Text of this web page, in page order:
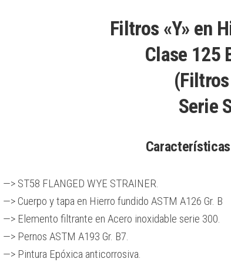
Filtros «Y» en
Clase 125
Serie
—> ST58 FLANGED WYE STRAINER.
—> Cuerpo y tapa en Hierro fundido ASTM A126 Gr. B
—> Elemento filtrante en Acero inoxidable serie 300.
—> Pernos ASTM A193 Gr. B7.
—> Pintura Epóxica anticorrosiva.